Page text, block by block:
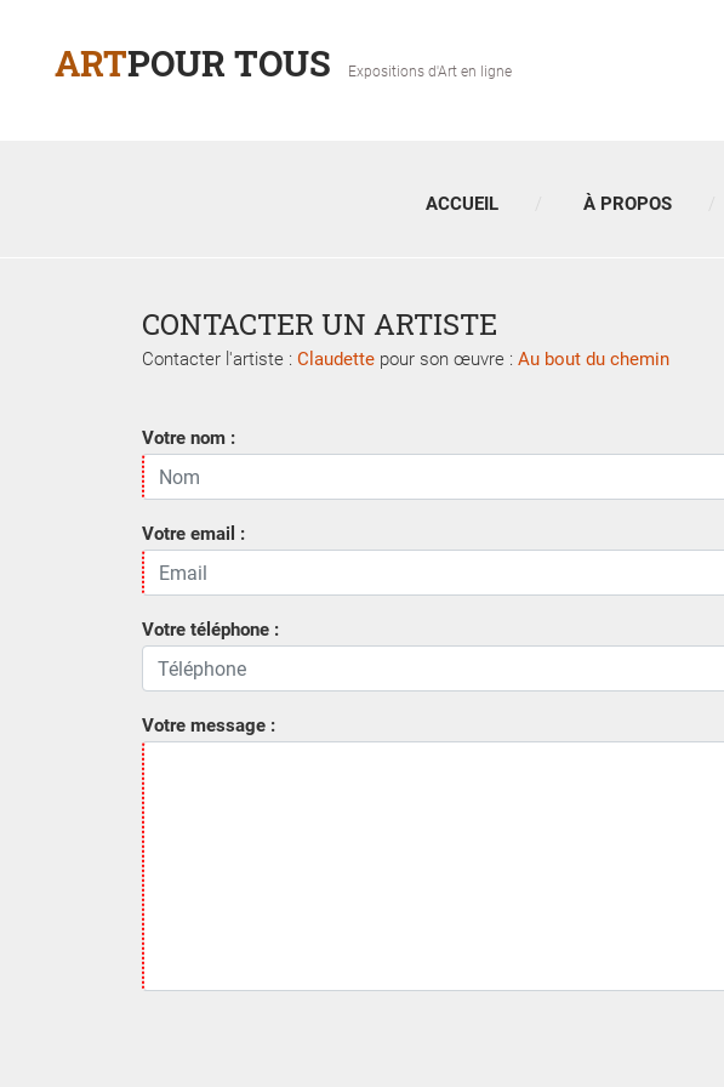
ARTPOUR TOUS Expositions d'Art en ligne
ACCUEIL À PROPOS
CONTACTER UN ARTISTE
Contacter l'artiste : Claudette pour son œuvre : Au bout du chemin
Votre nom :
Votre email :
Votre téléphone :
Votre message :